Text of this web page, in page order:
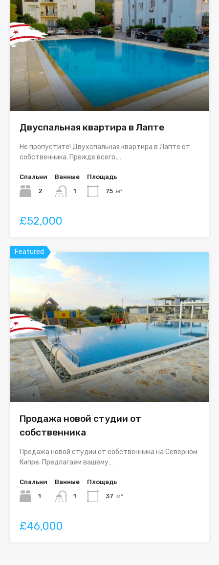
Двуспальная квартира в Лапте
Не пропустите! Двухспальная квартира в Лапте от
собственника. Прежде всего,…
Спальни
2
Ванные
1
Площадь
75 м²
£52,000
Featured
Продажа новой студии от
собственника
Продажа новой студии от собственника на Северном
Кипре. Предлагаем вашему…
Спальни
1
Ванные
1
Площадь
37 м²
£46,000